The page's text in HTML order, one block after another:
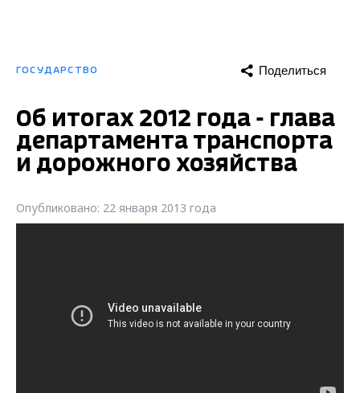
ГОСУДАРСТВО Поделиться
Об итогах 2012 года - глава
департамента транспорта
и дорожного хозяйства
Опубликовано: 22 января 2013 года